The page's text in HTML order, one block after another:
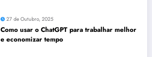
27 de Outubro, 2025
Como usar o ChatGPT para trabalhar melhor
e economizar tempo